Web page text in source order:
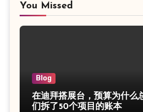
You Missed
Blog
在迪拜搭展台，预算为什么
们拆了50个项目的账本